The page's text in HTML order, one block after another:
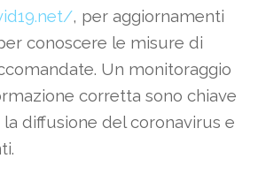
, per aggiornamenti
conoscere le misure di
Un monitoraggio
corretta sono chiave
diffusione del coronavirus e